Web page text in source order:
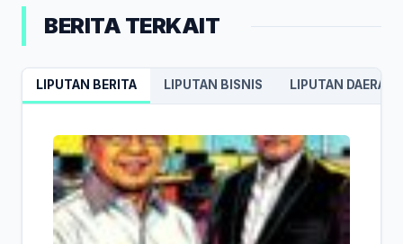
BERITA TERKAIT
LIPUTAN BERITA LIPUTAN BISNIS LIPUTAN DAERAH